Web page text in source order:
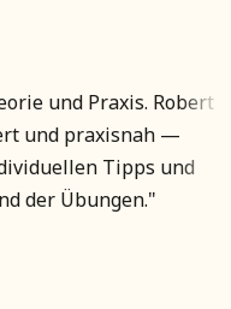
und Praxis. Robert
und praxisnah —
Tipps und
der Übungen."